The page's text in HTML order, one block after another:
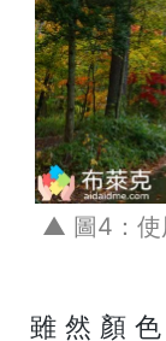
▲ 圖4：使
雖然顏